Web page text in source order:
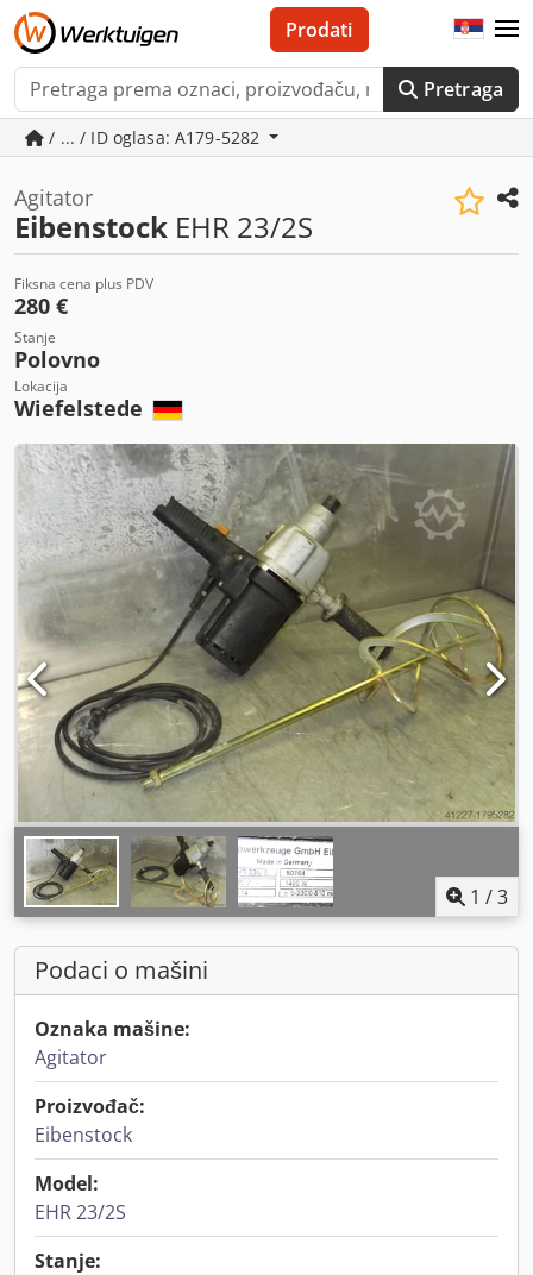
Pretraga
Prodati
/ ... / ID oglasa: A179-5282
Agitator
Eibenstock EHR 23/2S
Fiksna cena plus PDV
280 €
Stanje
Polovno
Lokacija
Wiefelstede
1 /3
Podaci o mašini
Oznaka mašine:
Agitator
Proizvođač:
Eibenstock
Model:
EHR 23/2S
Stanje: